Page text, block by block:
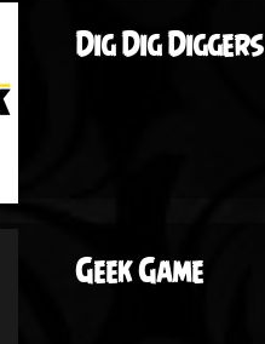
Dig Dig Diggers
Geek Game